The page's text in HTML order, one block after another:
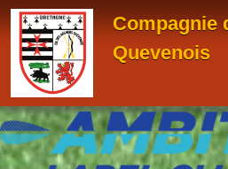
Compagnie
Quevenois
Panneau de gestion des cookies